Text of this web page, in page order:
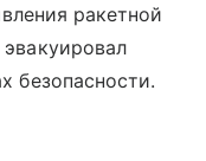
ракетной
безопасности.